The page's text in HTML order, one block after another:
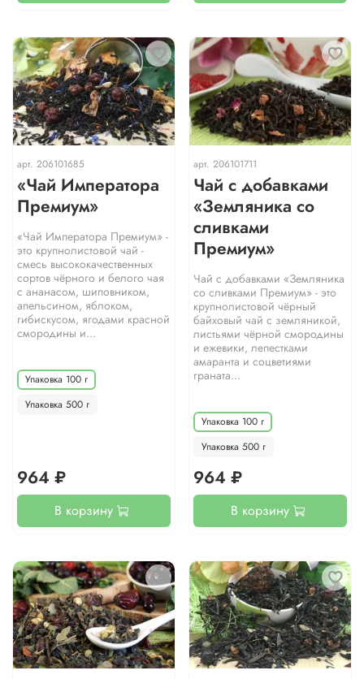
арт. 206101685
«Чай Императора
Премиум»
«Чай Императора Премиум» -
это крупнолистовой чай -
смесь высококачественных
сортов чёрного и белого чая
с ананасом, шиповником,
апельсином, яблоком,
гибискусом, ягодами красной
смородины и...
Упаковка 100 г
Упаковка 500 г
964 ₽
В корзину
арт. 206101711
Чай с добавками
«Земляника со
сливками
Премиум»
Чай с добавками «Земляника
со сливками Премиум» - это
крупнолистовой чёрный
байховый чай с земляникой,
листьями чёрной смородины
и ежевики, лепестками
амаранта и соцветиями
граната...
Упаковка 100 г
Упаковка 500 г
964 ₽
В корзину